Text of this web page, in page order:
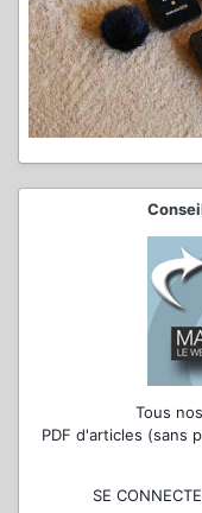
Tous
PDF d'articles (sans
SE